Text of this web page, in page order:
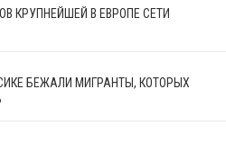
КРУПНЕЙШЕЙ В ЕВРОПЕ СЕТИ
БЕЖАЛИ МИГРАНТЫ, КОТОРЫХ